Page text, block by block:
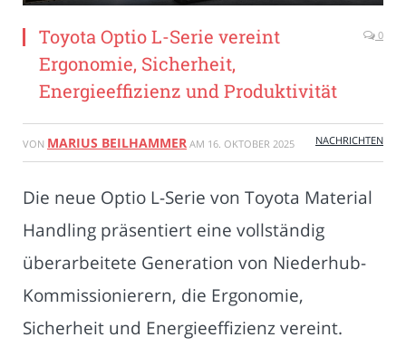
Toyota Optio L-Serie vereint
Ergonomie, Sicherheit,
Energieeffizienz und Produktivität
0
VON MARIUS BEILHAMMER AM 16. OKTOBER 2025 NACHRICHTEN
Die neue Optio L-Serie von Toyota Material
Handling präsentiert eine vollständig
überarbeitete Generation von Niederhub-
Kommissionierern, die Ergonomie,
Sicherheit und Energieeffizienz vereint.